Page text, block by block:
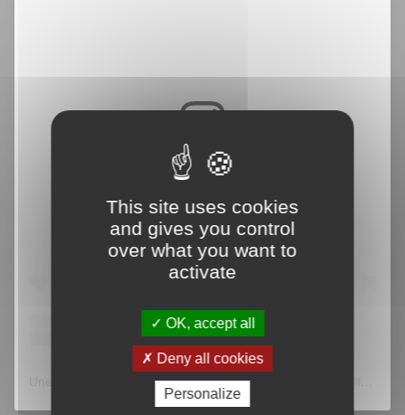
Voir cette publication sur Instagram
This site uses cookies
and gives you control
over what you want to
activate
OK, accept all
Deny all cookies
Personalize